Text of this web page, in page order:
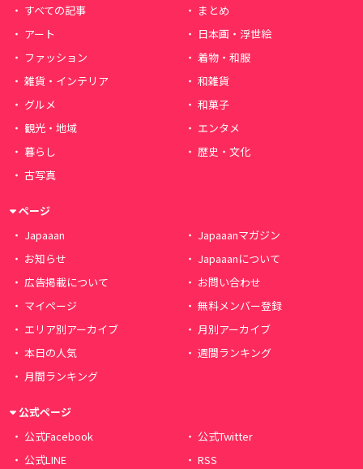
すべての記事
まとめ
アート
日本画・浮世絵
ファッション
着物・和服
雑貨・インテリア
和雑貨
グルメ
和菓子
観光・地域
エンタメ
暮らし
歴史・文化
古写真
ページ
Japaaan
Japaaanマガジン
お知らせ
Japaaanについて
広告掲載について
お問い合わせ
マイページ
無料メンバー登録
エリア別アーカイブ
月別アーカイブ
本日の人気
週間ランキング
月間ランキング
公式ページ
公式Facebook
公式Twitter
公式LINE
RSS